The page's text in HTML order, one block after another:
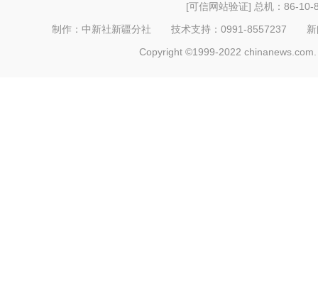
[可信网站验证] 总机：86-10-
制作：中新社新疆分社 技术支持：0991-8557237
Copyright ©1999-2022